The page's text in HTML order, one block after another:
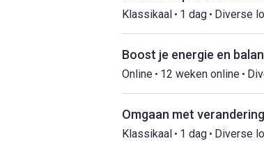
Klassikaal 1 dag Diverse
Boost je energie en
Online 12 weken online
Omgaan met verandering
Klassikaal 1 dag Diverse